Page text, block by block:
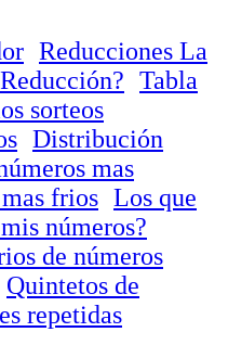
Reducciones La
Tabla
sorteos
Distribución
mas
frios Los que
números?
de números
Quintetos de
repetidas